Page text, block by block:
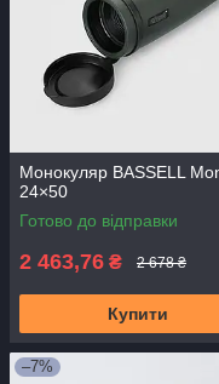
Монокуляр BASSELL
24×50
Готово до відправки
2 463,76 ₴ 2 678 ₴
Купити
–7%